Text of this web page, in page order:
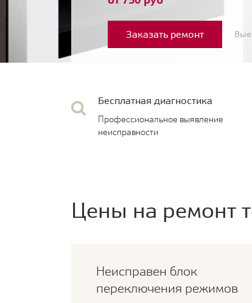
Заказать ремонт
Бесплатная диагностика
Профессиональное выявление
неисправности
Цены на ремонт
Неисправен блок
переключения режимов